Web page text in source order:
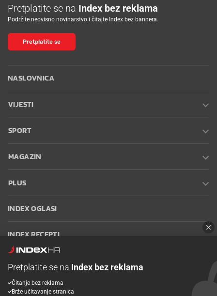
Pretplatite se na Index bez reklama
Podržite neovisno novinarstvo i čitajte Index bez bannera.
Pretplatite se
NASLOVNICA
VIJESTI
SPORT
MAGAZIN
PLUS
INDEX OGLASI
INDEX RECEPTI
Oglašavanje Zaposli se na Indexu
korištenja
Postavke kolačića
Pretplatite se na Index bez reklama
Čitanje bez reklama
Brže učitavanje stranica